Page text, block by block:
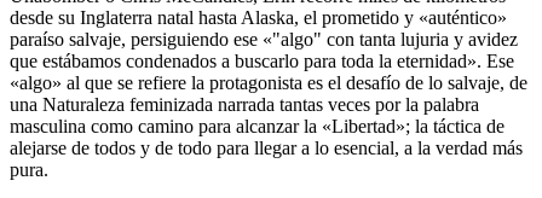
desde su Inglaterra natal hasta Alaska, el prometido y «auténtico»
paraíso salvaje, persiguiendo ese «"algo" con tanta lujuria y avidez
que estábamos condenados a buscarlo para toda la eternidad». Ese
«algo» al que se refiere la protagonista es el desafío de lo salvaje, de
una Naturaleza feminizada narrada tantas veces por la palabra
masculina como camino para alcanzar la «Libertad»; la táctica de
alejarse de todos y de todo para llegar a lo esencial, a la verdad más
pura.